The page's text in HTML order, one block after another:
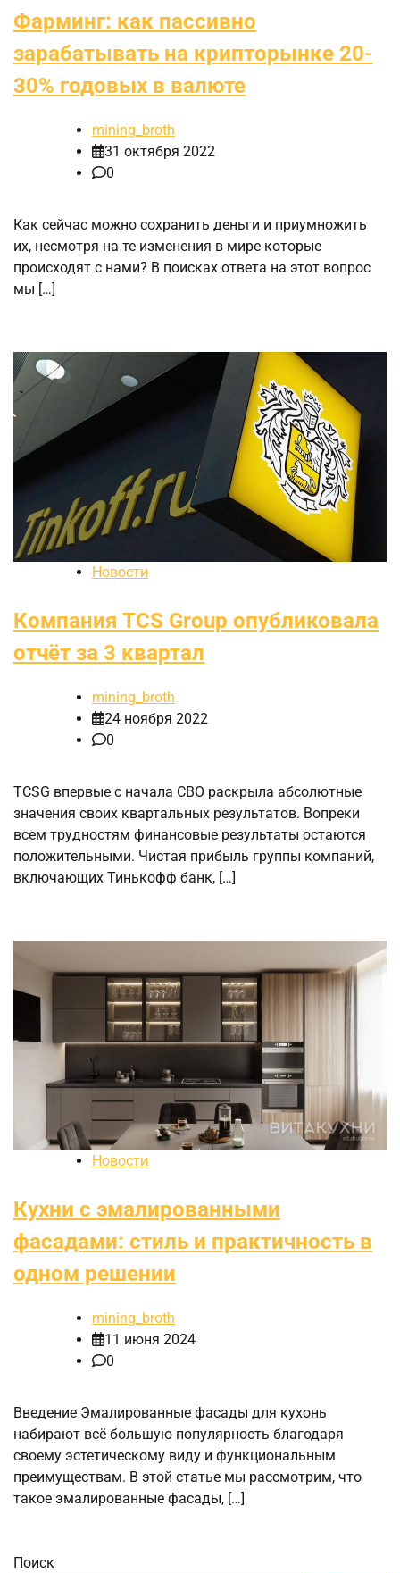
Фарминг: как пассивно
зарабатывать на крипторынке 20-
30% годовых в валюте
mining_broth
31 октября 2022
0
Как сейчас можно сохранить деньги и приумножить
их, несмотря на те изменения в мире которые
происходят с нами? В поисках ответа на этот вопрос
мы […]
Новости
Компания TCS Group опубликовала
отчёт за 3 квартал
mining_broth
24 ноября 2022
0
TCSG впервые с начала СВО раскрыла абсолютные
значения своих квартальных результатов. Вопреки
всем трудностям финансовые результаты остаются
положительными. Чистая прибыль группы компаний,
включающих Тинькофф банк, […]
Новости
Кухни с эмалированными
фасадами: стиль и практичность в
одном решении
mining_broth
11 июня 2024
0
Введение Эмалированные фасады для кухонь
набирают всё большую популярность благодаря
своему эстетическому виду и функциональным
преимуществам. В этой статье мы рассмотрим, что
такое эмалированные фасады, […]
Поиск